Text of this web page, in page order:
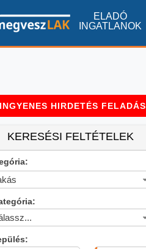
ELADÓ
INGATLANOK
INGYENES HIRDETÉS FELADÁS
KERESÉSI FELTÉTELEK